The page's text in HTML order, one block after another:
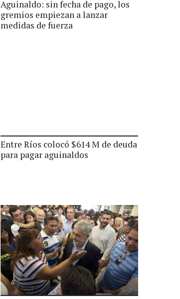
Aguinaldo: sin fecha de pago, los
gremios empiezan a lanzar
medidas de fuerza
Entre Ríos colocó $614 M de deuda
para pagar aguinaldos